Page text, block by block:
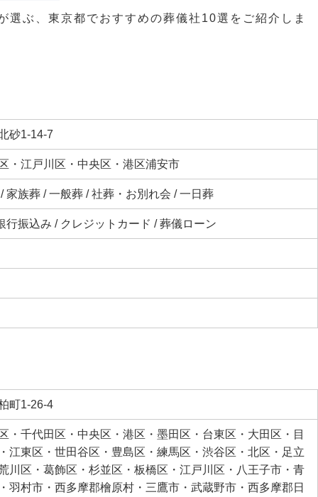
選ぶ、東京都でおすすめの葬儀社10選をご紹介しま
砂1-14-7
・江戸川区・中央区・港区浦安市
家族葬 / 一般葬 / 社葬・お別れ会 / 一日葬
行振込み / クレジットカード / 葬儀ローン
町1-26-4
・千代田区・中央区・港区・墨田区・台東区・大田区・目
江東区・世田谷区・豊島区・練馬区・渋谷区・北区・足立
川区・葛飾区・杉並区・板橋区・江戸川区・八王子市・青
羽村市・西多摩郡檜原村・三鷹市・武蔵野市・西多摩郡日